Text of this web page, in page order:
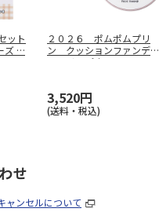
ット
ズ …
２０２６ ポムポムプリ
ン クッションファンデ＆
フェイスパウ
3,520円
(送料・税込)
せ
ャンセルについて